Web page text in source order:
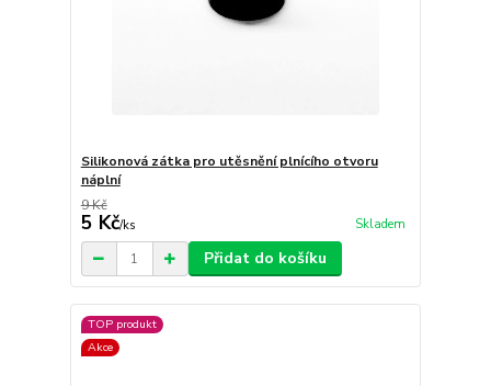
Silikonová zátka pro utěsnění plnícího otvoru
náplní
9 Kč
5 Kč/ks Skladem
Přidat do košíku
TOP produkt
Akce